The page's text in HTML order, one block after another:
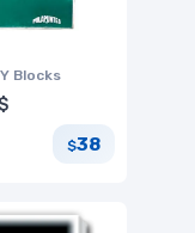
Blocks
$38